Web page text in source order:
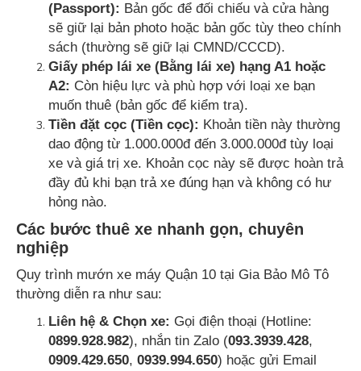
(Passport): Bản gốc để đối chiếu và cửa hàng
sẽ giữ lại bản photo hoặc bản gốc tùy theo chính
sách (thường sẽ giữ lại CMND/CCCD).
Giấy phép lái xe (Bằng lái xe) hạng A1 hoặc
A2: Còn hiệu lực và phù hợp với loại xe bạn
muốn thuê (bản gốc để kiểm tra).
Tiền đặt cọc (Tiền cọc): Khoản tiền này thường
dao động từ 1.000.000đ đến 3.000.000đ tùy loại
xe và giá trị xe. Khoản cọc này sẽ được hoàn trả
đầy đủ khi bạn trả xe đúng hạn và không có hư
hỏng nào.
Các bước thuê xe nhanh gọn, chuyên
nghiệp
Quy trình mướn xe máy Quận 10 tại Gia Bảo Mô Tô
thường diễn ra như sau:
Liên hệ & Chọn xe: Gọi điện thoại (Hotline:
0899.928.982), nhắn tin Zalo (093.3939.428,
0909.429.650, 0939.994.650) hoặc gửi Email